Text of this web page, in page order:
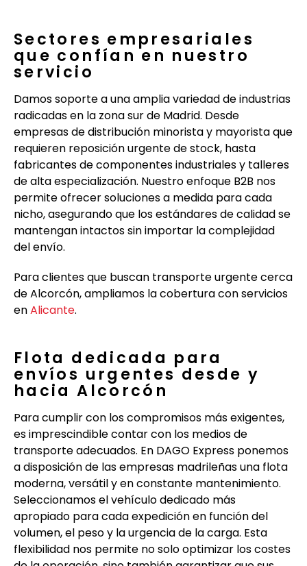
Sectores empresariales
que confían en nuestro
servicio
Damos soporte a una amplia variedad de industrias
radicadas en la zona sur de Madrid. Desde
empresas de distribución minorista y mayorista que
requieren reposición urgente de stock, hasta
fabricantes de componentes industriales y talleres
de alta especialización. Nuestro enfoque B2B nos
permite ofrecer soluciones a medida para cada
nicho, asegurando que los estándares de calidad se
mantengan intactos sin importar la complejidad
del envío.
Para clientes que buscan transporte urgente cerca
de Alcorcón, ampliamos la cobertura con servicios
enAlicante.
Flota dedicada para
envíos urgentes desde y
hacia Alcorcón
Para cumplir con los compromisos más exigentes,
es imprescindible contar con los medios de
transporte adecuados. En DAGO Express ponemos
a disposición de las empresas madrileñas una flota
moderna, versátil y en constante mantenimiento.
Seleccionamos el vehículo dedicado más
apropiado para cada expedición en función del
volumen, el peso y la urgencia de la carga. Esta
flexibilidad nos permite no solo optimizar los costes